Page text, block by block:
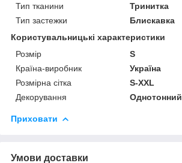
Тип тканини
Тринитка
Тип застежки
Блискавка
Користувальницькі характеристики
Розмір
S
Країна-виробник
Україна
Розмірна сітка
S-XXL
Декорування
Однотонний
Приховати
Умови доставки